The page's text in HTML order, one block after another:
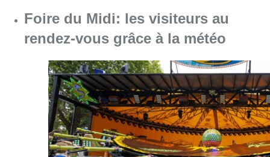
07 août 2026Consulter l'article "Foire du Midi: les
Partager l'article